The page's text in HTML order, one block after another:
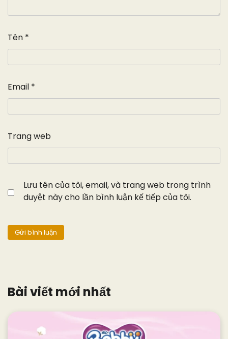
Tên *
Email *
Trang web
Lưu tên của tôi, email, và trang web trong trình
duyệt này cho lần bình luận kế tiếp của tôi.
Bài viết mới nhất